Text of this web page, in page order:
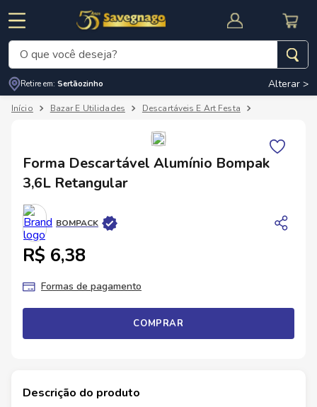
CUPOM DE DESCONTO
O que você deseja?
Retire em: Sertãozinho Alterar >
Bazar E Utilidades Descartáveis E Art Festa
Forma Descartável Alumínio Bompak
3,6L Retangular
BOMPACK
R$ 6,38
Formas de pagamento
COMPRAR
Descrição do produto
Termos mais buscados
3º
cerveja
5º arroz